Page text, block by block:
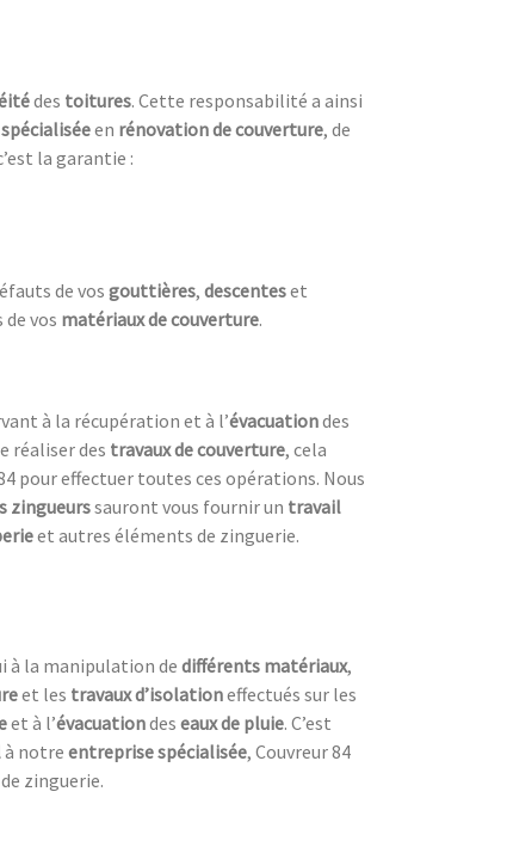
des toitures. Cette responsabilité a ainsi
en rénovation de couverture, de
la garantie :
de vos gouttières, descenteset
de vos matériaux de couverture.
à la récupération et à l’évacuationdes
réaliser des travaux de couverture, cela
pour effectuer toutes ces opérations. Nous
zingueurssauront vous fournir un travail
et autres éléments de zinguerie.
à la manipulation de différents matériaux,
et les travaux d’isolationeffectués sur les
et à l’évacuationdes eaux de pluie. C’est
à notre entreprise spécialisée, Couvreur 84
zinguerie.